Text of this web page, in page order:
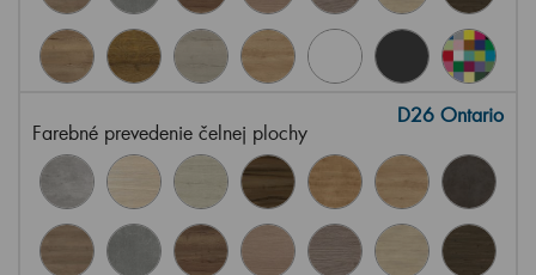
Farebné prevedenie čelnej plochy
D26 Ontario